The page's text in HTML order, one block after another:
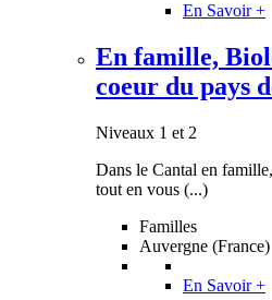
En Savoir +
En famille,
coeur du pays
Niveaux 1 et 2
Dans le Cantal en
tout en vous (...)
Familles
Auvergne (France)
En Savoir +